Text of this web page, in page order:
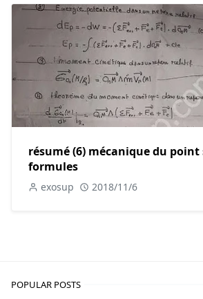
résumé (6) mécanique du point
formules
exosup 2018/11/6
POPULAR POSTS